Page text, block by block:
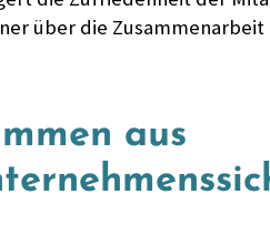
über die Zusammenarbeit
aus